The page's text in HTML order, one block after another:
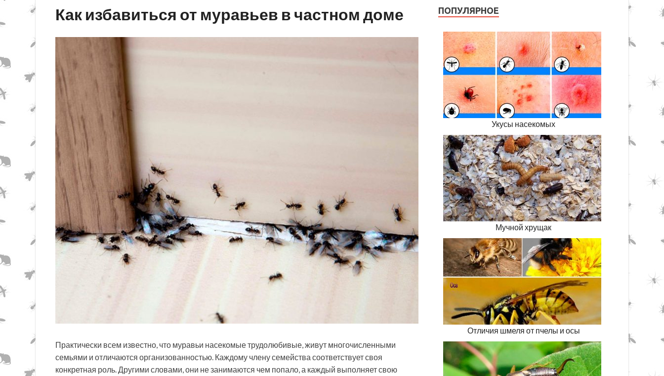
Как избавиться от муравьев в частном доме
Практически всем известно, что муравьи насекомые трудолюбивые, живут многочисленными
семьями и отличаются организованностью. Каждому члену семейства соответствует своя
конкретная роль. Другими словами, они не занимаются чем попало, а каждый выполняет свою
ПОПУЛЯРНОЕ
Укусы насекомых
Мучной хрущак
Отличия шмеля от пчелы и осы